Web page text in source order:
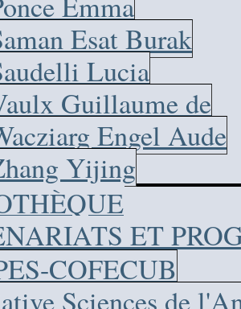
Esat Burak
Lucia
Guillaume de
Engel Aude
Yijing
ET
COFECUB
Sciences de